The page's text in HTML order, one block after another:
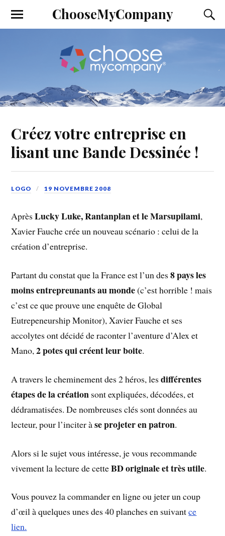
ChooseMyCompany
Créez votre entreprise en
lisant une Bande Dessinée !
LOGO 19 NOVEMBRE 2008
AprèsLucky Luke, Rantanplan et le Marsupilami,
Xavier Fauche crée un nouveau scénario : celui de la
création d’entreprise.
Partant du constat que la France est l’un des8 pays les
moins entrepreunants au monde(c’est horrible ! mais
c’est ce que prouve une enquête de Global
Eutrepeneurship Monitor), Xavier Fauche et ses
accolytes ont décidé de raconter l’aventure d’Alex et
Mano,2 potes qui créent leur boite.
A travers le cheminement des 2 héros, lesdifférentes
étapes de la création sont expliquées, décodées, et
dédramatisées. De nombreuses clés sont données au
lecteur, pour l’inciter àse projeter en patron.
Alors si le sujet vous intéresse, je vous recommande
vivement la lecture de cetteBD originale et très utile.
Vous pouvez la commander en ligne ou jeter un coup
d’œil à quelques unes des 40 planches en suivantce
lien.